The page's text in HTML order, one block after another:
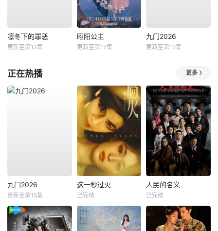
凛冬下的罪恶
更新至第12集
昭阳公主
更新至第17集
九门2026
更新至第15集
正在热播 更多
九门2026
更新至第15集
这一秒过火
已完结
人民的名义
已完结